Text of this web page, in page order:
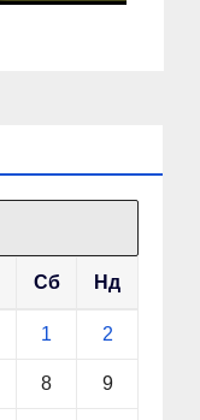
Сб Нд
1 2
8 9